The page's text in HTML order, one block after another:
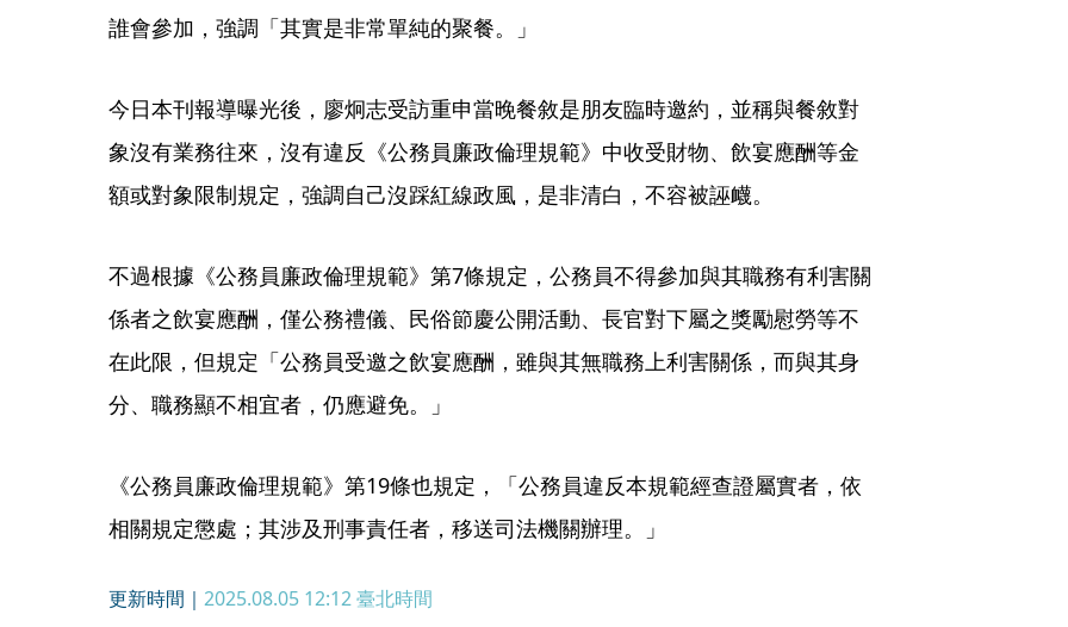
誰會參加，強調「其實是非常單純的聚餐。」
今日本刊報導曝光後，廖炯志受訪重申當晚餐敘是朋友臨時邀約，並稱與餐敘對
象沒有業務往來，沒有違反《公務員廉政倫理規範》中收受財物、飲宴應酬等金
額或對象限制規定，強調自己沒踩紅線政風，是非清白，不容被誣衊。
不過根據《公務員廉政倫理規範》第7條規定，公務員不得參加與其職務有利害關
係者之飲宴應酬，僅公務禮儀、民俗節慶公開活動、長官對下屬之獎勵慰勞等不
在此限，但規定「公務員受邀之飲宴應酬，雖與其無職務上利害關係，而與其身
分、職務顯不相宜者，仍應避免。」
《公務員廉政倫理規範》第19條也規定，「公務員違反本規範經查證屬實者，依
相關規定懲處；其涉及刑事責任者，移送司法機關辦理。」
更新時間｜ 2025.08.05 12:12臺北時間